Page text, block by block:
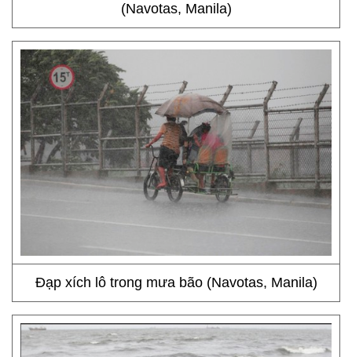
(Navotas, Manila)
Đạp xích lô trong mưa bão (Navotas, Manila)